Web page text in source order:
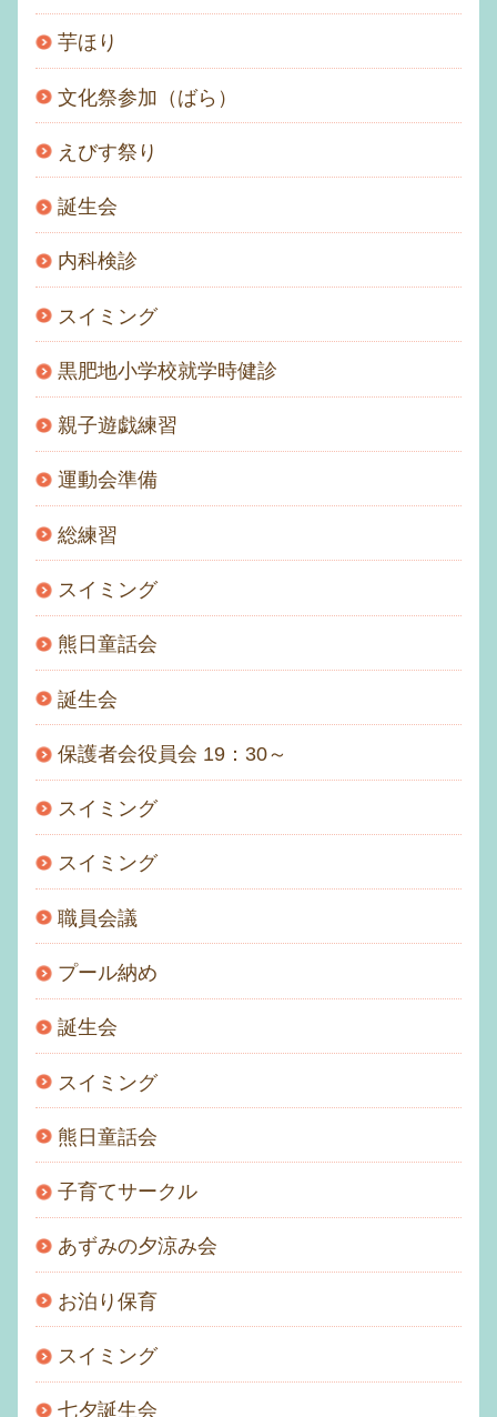
芋ほり
文化祭参加（ばら）
えびす祭り
誕生会
内科検診
スイミング
黒肥地小学校就学時健診
親子遊戯練習
運動会準備
総練習
スイミング
熊日童話会
誕生会
保護者会役員会 19：30～
スイミング
スイミング
職員会議
プール納め
誕生会
スイミング
熊日童話会
子育てサークル
あずみの夕涼み会
お泊り保育
スイミング
七夕誕生会